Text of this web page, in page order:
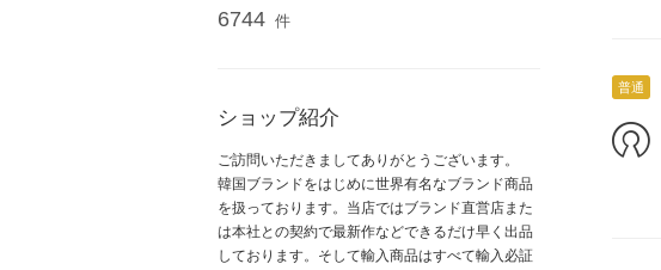
6744 件
ショップ紹介
ご訪問いただきましてありがとうございます。
韓国ブランドをはじめに世界有名なブランド商品
を扱っております。当店ではブランド直営店また
は本社との契約で最新作などできるだけ早く出品
しております。そして輸入商品はすべて輸入必証
普通